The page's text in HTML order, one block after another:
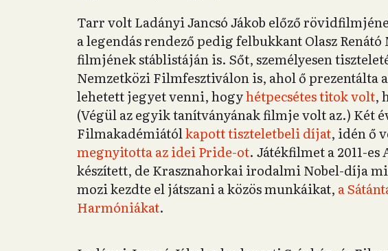
Tarr volt Ladányi Jancsó Jákob előző
a legendás rendező pedig felbukkant Olasz
filmjének stáblistáján is. Sőt, személyesen
Nemzetközi Filmfesztiválon is, ahol ő prezentálta
lehetett jegyet venni, hogyhétpecsétes titok volt,
(Végül az egyik tanítványának filmje volt az.) Két
Filmakadémiátólkapott tiszteletbeli díjat, idén ő
megnyitotta az idei Pride-ot. Játékfilmet a 2011-
készített, de Krasznahorkai irodalmi Nobel-díja
mozi kezdte el játszani a közös munkáikat, a
Harmóniákat.